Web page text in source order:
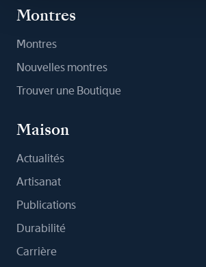
Montres
Montres
Nouvelles montres
Trouver une Boutique
Maison
Actualités
Artisanat
Publications
Durabilité
Carrière